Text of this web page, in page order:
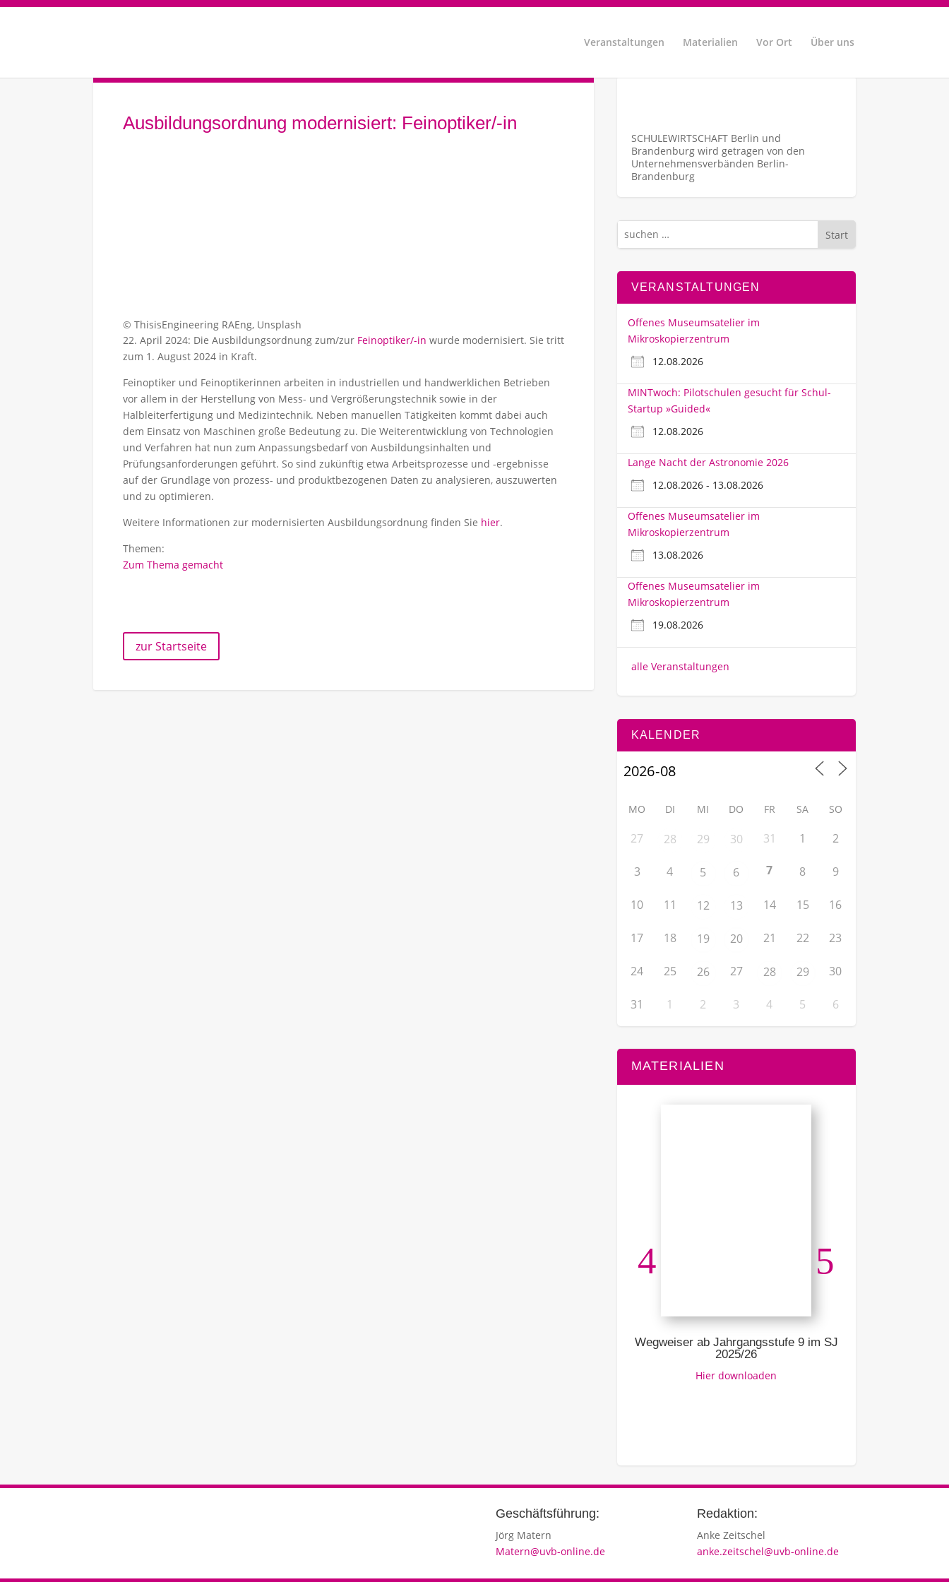
Veranstaltungen Materialien Vor Ort Über uns
Ausbildungsordnung modernisiert: Feinoptiker/-in
© ThisisEngineering RAEng, Unsplash
22. April 2024: Die Ausbildungsordnung zum/zur Feinoptiker/-in wurde modernisiert. Sie tritt
zum 1. August 2024 in Kraft.
Feinoptiker und Feinoptikerinnen arbeiten in industriellen und handwerklichen Betrieben
vor allem in der Herstellung von Mess- und Vergrößerungstechnik sowie in der
Halbleiterfertigung und Medizintechnik. Neben manuellen Tätigkeiten kommt dabei auch
dem Einsatz von Maschinen große Bedeutung zu. Die Weiterentwicklung von Technologien
und Verfahren hat nun zum Anpassungsbedarf von Ausbildungsinhalten und
Prüfungsanforderungen geführt. So sind zukünftig etwa Arbeitsprozesse und -ergebnisse
auf der Grundlage von prozess- und produktbezogenen Daten zu analysieren, auszuwerten
und zu optimieren.
Weitere Informationen zur modernisierten Ausbildungsordnung finden Sie hier.
Themen:
Zum Thema gemacht
zur Startseite
SCHULEWIRTSCHAFT Berlin und
Brandenburg wird getragen von den
Unternehmens­verbänden Berlin-
Brandenburg
Start
VERANSTALTUNGEN
Offenes Museumsatelier im
Mikroskopierzentrum
12.08.2026
MINTwoch: Pilotschulen gesucht für Schul-
Startup »Guided«
12.08.2026
Lange Nacht der Astronomie 2026
12.08.2026 - 13.08.2026
Offenes Museumsatelier im
Mikroskopierzentrum
13.08.2026
Offenes Museumsatelier im
Mikroskopierzentrum
19.08.2026
alle Veranstaltungen
KALENDER
MO DI MI DO FR SA SO
27 28 29 30 31 1 2
3 4 5 6 7 8 9
10 11 12 13 14 15 16
17 18 19 20 21 22 23
24 25 26 27 28 29 30
31 1 2 3 4 5 6
MATERIALIEN
Wegweiser ab Jahrgangsstufe 9 im SJ
2025/26
Hier downloaden
Geschäftsführung:
Jörg Matern
Matern@uvb-online.de
Redaktion:
Anke Zeitschel
anke.zeitschel@uvb-online.de